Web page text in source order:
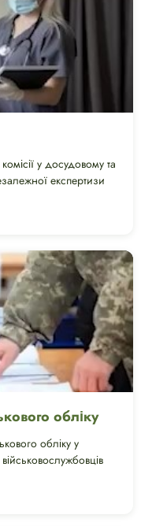
у досудовому та
експертизи
обліку
обліку у